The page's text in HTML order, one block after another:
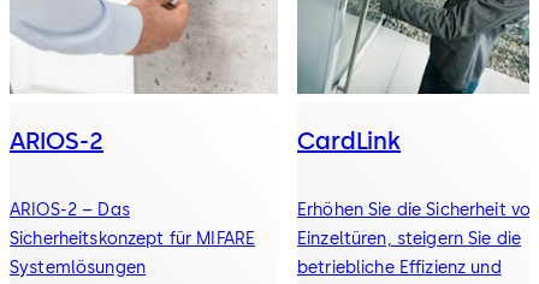
ARIOS-2
ARIOS-2 – Das
Sicherheitskonzept für MIFARE
Systemlösungen
CardLink
Erhöhen Sie die Sicherheit
Einzeltüren, steigern Sie die
betriebliche Effizienz und